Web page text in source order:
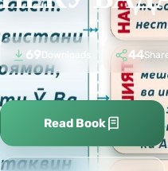
69 Downloads 44
Read Book